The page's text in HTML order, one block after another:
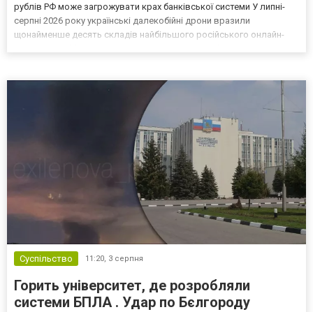
рублів РФ може загрожувати крах банківської системи У липні-
серпні 2026 року українські далекобійні дрони вразили
щонайменше десять складів найбільшого російського онлайн-
Суспільство 11:20, 3 серпня
Горить університет, де розробляли
системи БПЛА . Удар по Бєлгороду